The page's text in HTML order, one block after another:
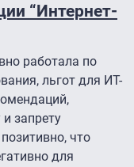
“Интернет-
работала по
льгот для ИТ-
запрету
что
для